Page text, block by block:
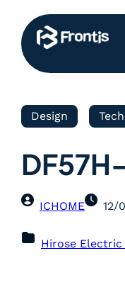
Design
ICHOME 12/
Hirose Electric